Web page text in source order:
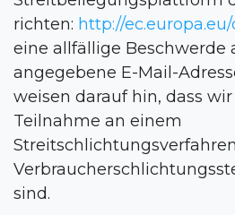
richten: http://
eine allfällige Beschwerde
angegebene E-Mail-
weisen darauf hin, dass
Teilnahme an einem
sind.